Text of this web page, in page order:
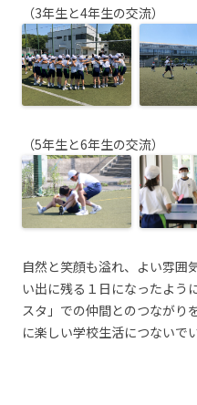
（3年生と4年生の交流）
（5年生と6年生の交流）
自然と笑顔も溢れ、よい雰囲
い出に残る１日になったよう
スタ」での仲間とのつながり
に楽しい学校生活につないで